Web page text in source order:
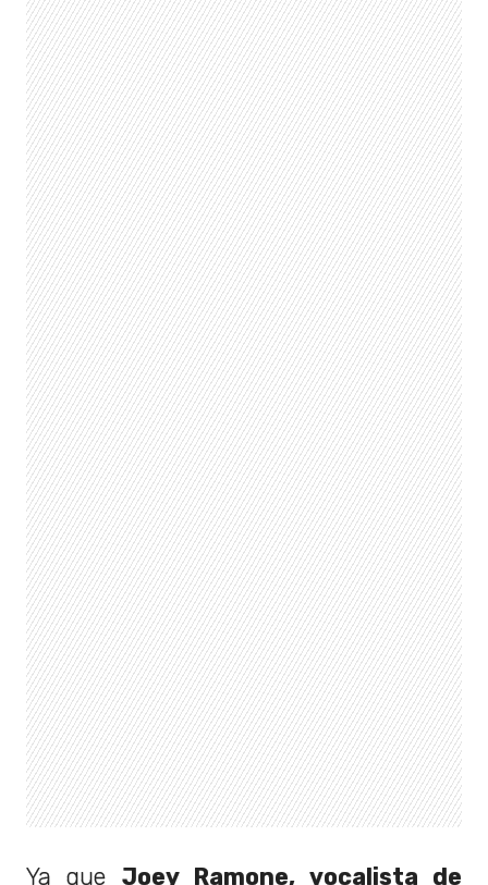
Ya que Joey Ramone, vocalista de